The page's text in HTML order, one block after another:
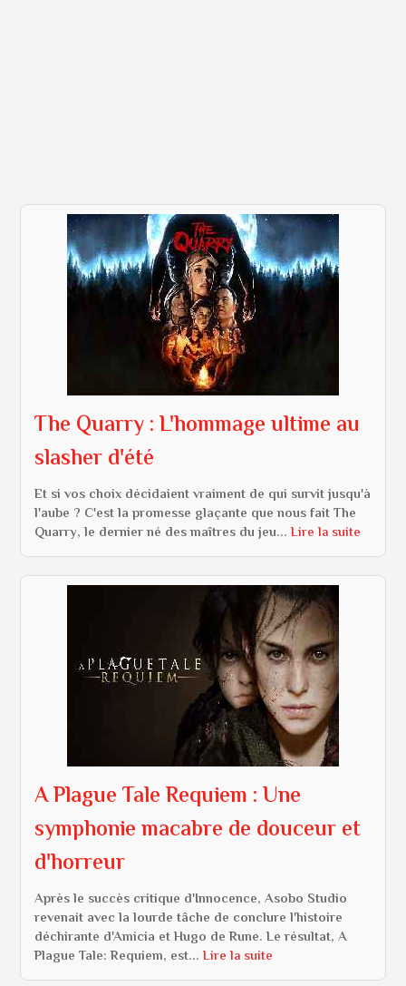
The Quarry : L'hommage ultime au
slasher d'été
Et si vos choix décidaient vraiment de qui survit jusqu'à
l'aube ? C'est la promesse glaçante que nous fait The
Quarry, le dernier né des maîtres du jeu...Lire la suite
A Plague Tale Requiem : Une
symphonie macabre de douceur et
d'horreur
Après le succès critique d'Innocence, Asobo Studio
revenait avec la lourde tâche de conclure l'histoire
déchirante d'Amicia et Hugo de Rune. Le résultat, A
Plague Tale: Requiem, est...Lire la suite